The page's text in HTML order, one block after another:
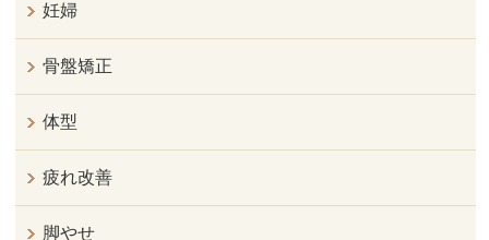
妊婦
骨盤矯正
体型
疲れ改善
脚やせ